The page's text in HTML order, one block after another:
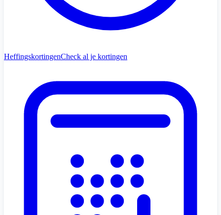
HeffingskortingenCheck al je kortingen